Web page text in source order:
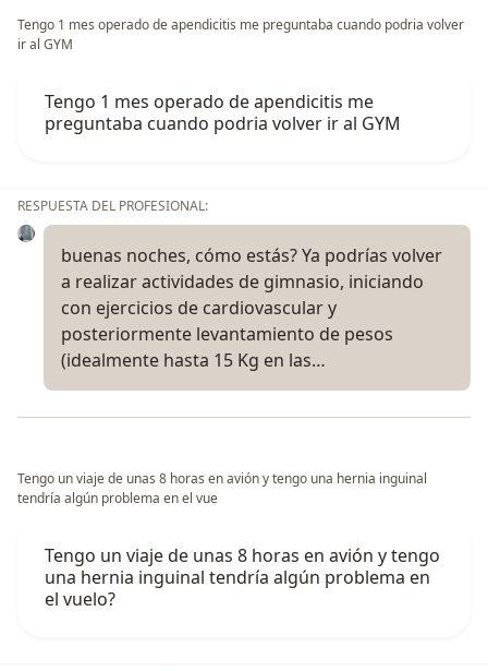
Tengo 1 mes operado de apendicitis me preguntaba cuando podria volver
ir al GYM
Tengo 1 mes operado de apendicitis me
preguntaba cuando podria volver ir al GYM
RESPUESTA DEL PROFESIONAL:
buenas noches, cómo estás? Ya podrías volver
a realizar actividades de gimnasio, iniciando
con ejercicios de cardiovascular y
posteriormente levantamiento de pesos
(idealmente hasta 15 Kg en las…
Tengo un viaje de unas 8 horas en avión y tengo una hernia inguinal
tendría algún problema en el vue
Tengo un viaje de unas 8 horas en avión y tengo
una hernia inguinal tendría algún problema en
el vuelo?